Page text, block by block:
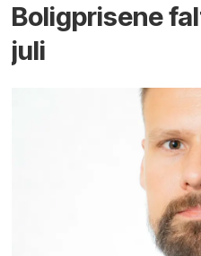
Boligprisene
juli